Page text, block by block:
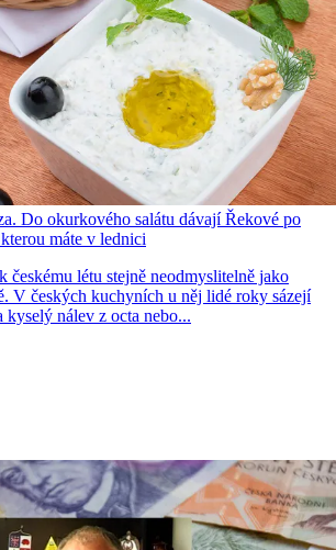
Do okurkového salátu dávají Řekové po
máte v lednici
českému létu stejně neodmyslitelně jako
V českých kuchyních u něj lidé roky sázejí
kyselý nálev z octa nebo...